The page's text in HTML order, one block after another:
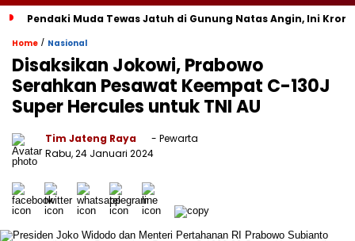
Pendaki Muda Tewas Jatuh di Gunung Natas Angin, Ini
Home / Nasional
Disaksikan Jokowi, Prabowo
Serahkan Pesawat Keempat C-130J
Super Hercules untuk TNI AU
Tim Jateng Raya
- Pewarta
Rabu, 24 Januari 2024